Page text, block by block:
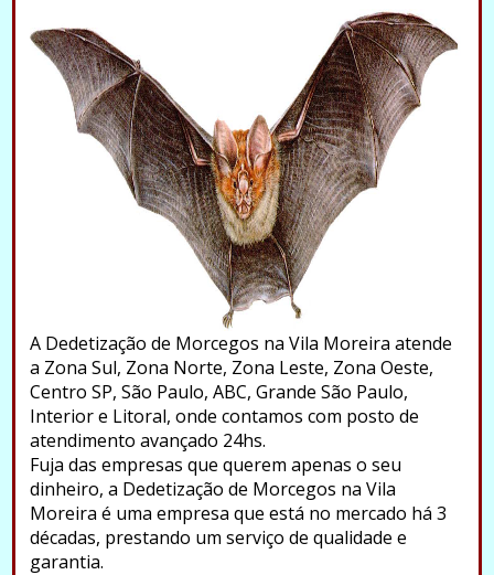
A Dedetização de Morcegos na Vila Moreira atende
a Zona Sul, Zona Norte, Zona Leste, Zona Oeste,
Centro SP, São Paulo, ABC, Grande São Paulo,
Interior e Litoral, onde contamos com posto de
atendimento avançado 24hs.
Fuja das empresas que querem apenas o seu
dinheiro, a Dedetização de Morcegos na Vila
Moreira é uma empresa que está no mercado há 3
décadas, prestando um serviço de qualidade e
garantia.